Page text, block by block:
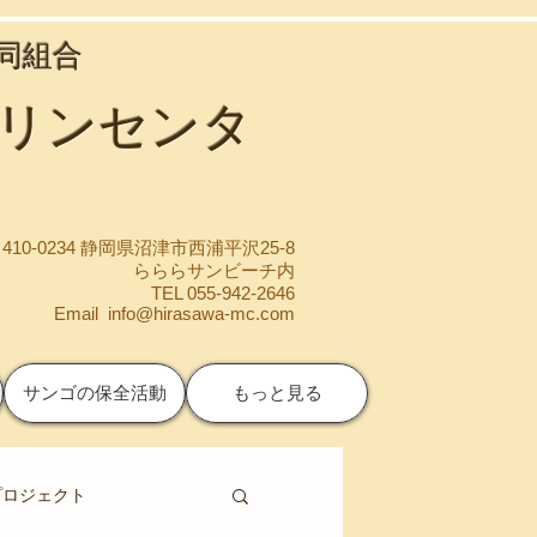
組合
ンセンタ
0234 静岡県沼津市西浦平沢25-8
らららサンビーチ内
TEL 055-942-2646
Email info@hirasawa-mc.com
サンゴの保全活動 もっと見る
ジェクト